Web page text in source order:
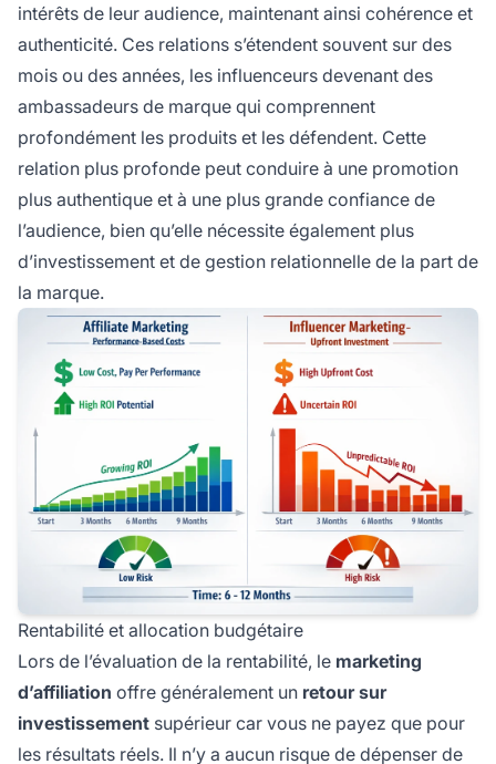
intérêts de leur audience, maintenant ainsi cohérence et
authenticité. Ces relations s’étendent souvent sur des
mois ou des années, les influenceurs devenant des
ambassadeurs de marque qui comprennent
profondément les produits et les défendent. Cette
relation plus profonde peut conduire à une promotion
plus authentique et à une plus grande confiance de
l’audience, bien qu’elle nécessite également plus
d’investissement et de gestion relationnelle de la part de
la marque.
Rentabilité et allocation budgétaire
Lors de l’évaluation de la rentabilité, le marketing
d’affiliation offre généralement un retour sur
investissement supérieur car vous ne payez que pour
les résultats réels. Il n’y a aucun risque de dépenser de